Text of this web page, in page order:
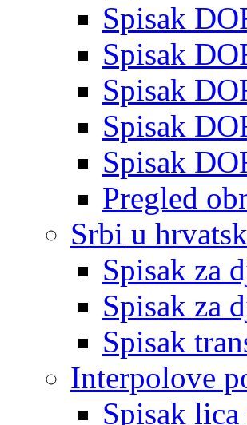
Spisak
Spisak
Spisak
Spisak
Spisak
Pregled
Srbi u
Spisak za
Spisak za
Spisak
Interpolove
Spisak